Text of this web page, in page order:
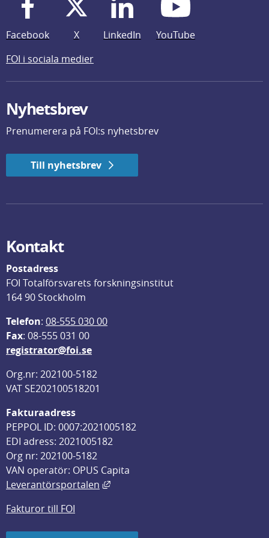
Facebook X LinkedIn
YouTube
FOI i sociala medier
Nyhetsbrev
Prenumerera på FOI:s nyhetsbrev
Till nyhetsbrev
Kontakt
Postadress
FOI Totalförsvarets forskningsinstitut
164 90 Stockholm
Telefon: 08-555 030 00
Fax: 08-555 031 00
registrator@foi.se
Org.nr: 202100-5182
VAT SE202100518201
Fakturaadress
PEPPOL ID: 0007:2021005182
EDI adress: 2021005182
Org nr: 202100-5182
VAN operatör: OPUS Capita
Leverantörsportalen
Länk till annan webbplats, öppnas
Fakturor till FOI